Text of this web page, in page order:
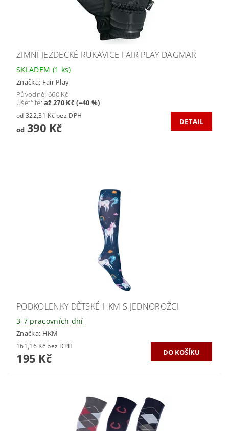
ZIMNÍ JEZDECKÉ RUKAVICE FAIR PLAY DAGMAR
SKLADEM (1 ks)
Značka: Fair Play
Původně: 660 Kč
Ušetříte:až 270 Kč (–40 %)
od 322,31 Kč bez DPH
od390 Kč DETAIL
PODKOLENKY DĚTSKÉ HKM S JEDNOROŽCI
3-7 pracovních dní
Značka: HKM
161,16 Kč bez DPH
195 Kč